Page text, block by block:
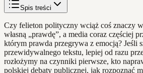
Spis treści
Czy felieton polityczny wciąż coś znaczy
własną „prawdę”, a media coraz częściej
którym prawda przegrywa z emocją? Jeśli
przewidywalnego tekstu, lepiej od razu
rozłożymy na czynniki pierwsze, kto
polskiej debaty publicznej, jak rozpoznać